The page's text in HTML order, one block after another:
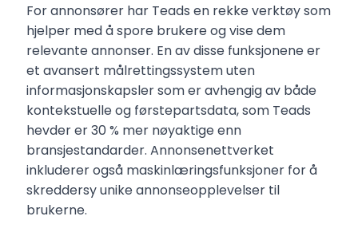
For annonsører har Teads en rekke verktøy som
hjelper med å spore brukere og vise dem
relevante annonser. En av disse funksjonene er
et avansert målrettingssystem uten
informasjonskapsler som er avhengig av både
kontekstuelle og førstepartsdata, som Teads
hevder er 30 % mer nøyaktige enn
bransjestandarder. Annonsenettverket
inkluderer også maskinlæringsfunksjoner for å
skreddersy unike annonseopplevelser til
brukerne.